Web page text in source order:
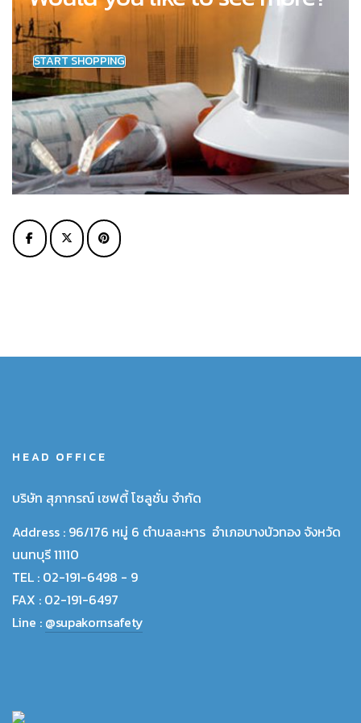
START SHOPPING
HEAD OFFICE
บริษัท สุภากรณ์ เซฟตี้ โซลูชั่น จำกัด
Address : 96/176 หมู่ 6 ตำบลละหาร อำเภอบางบัวทอง จังหวัด
นนทบุรี 11110
TEL : 02-191-6498 - 9
FAX : 02-191-6497
Line : @supakornsafety